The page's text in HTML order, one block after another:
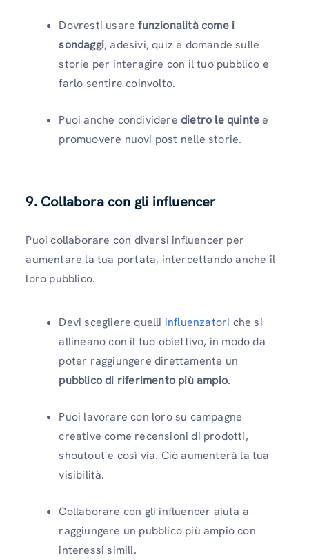
Dovresti usarefunzionalità come i
sondaggi, adesivi, quiz e domande sulle
storie per interagire con il tuo pubblico e
farlo sentire coinvolto.
Puoi anche condividere dietro le quintee
promuovere nuovi post nelle storie.
9. Collabora con gli influencer
Puoi collaborare con diversi influencer per
aumentare la tua portata, intercettando anche il
loro pubblico.
Devi scegliere quelli influenzatori che si
allineano con il tuo obiettivo, in modo da
poter raggiungere direttamente un
pubblico di riferimento più ampio.
Puoi lavorare con loro su campagne
creative come recensioni di prodotti,
shoutout e così via. Ciò aumenterà la tua
visibilità.
Collaborare con gli influencer aiuta a
raggiungere un pubblico più ampio con
interessi simili.